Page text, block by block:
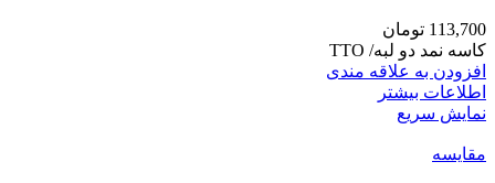
113,700 تومان
کاسه نمد دو لبه/ TTO
افزودن به علاقه مندی
اطلاعات بیشتر
نمایش سریع
مقايسه